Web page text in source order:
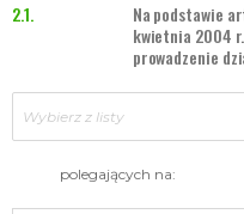
Na podstawie
kwietnia 2004
prowadzenie
Wybierz z listy
polegających na: